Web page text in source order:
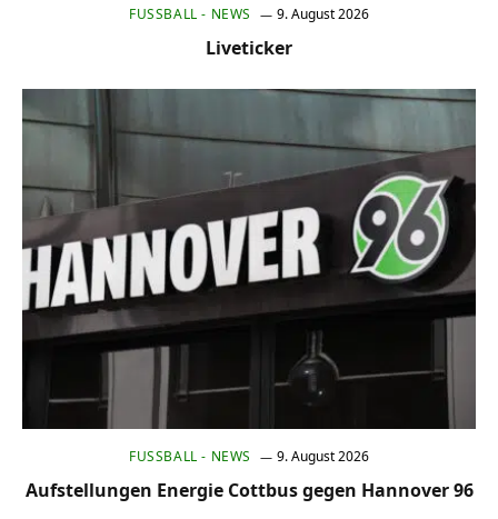
FUSSBALL - NEWS 9. August 2026
Liveticker
FUSSBALL - NEWS 9. August 2026
Aufstellungen Energie Cottbus gegen Hannover 96